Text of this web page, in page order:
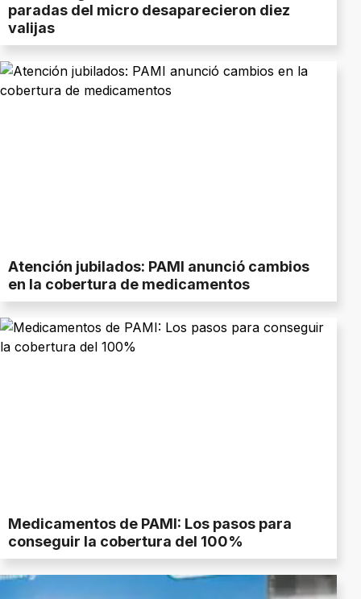
paradas del micro desaparecieron diez
valijas
Atención jubilados: PAMI anunció cambios
en la cobertura de medicamentos
Medicamentos de PAMI: Los pasos para
conseguir la cobertura del 100%